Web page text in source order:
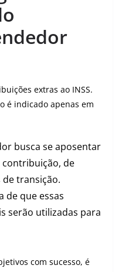
extras ao INSS.
é indicado apenas em
busca se aposentar
de
transição.
de que essas
serão utilizadas para
com sucesso, é